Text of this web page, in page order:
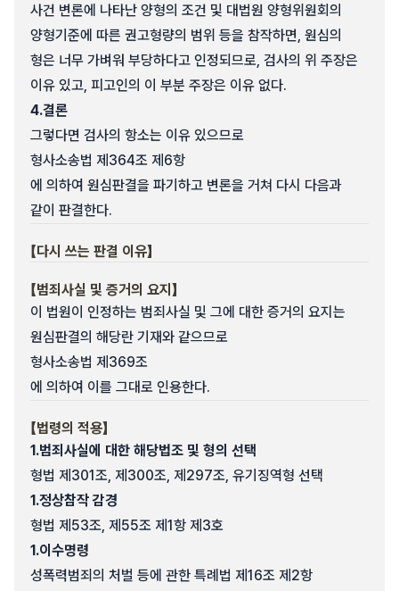
사건 변론에 나타난 양형의 조건 및 대법원 양형위원회의
양형기준에 따른 권고형량의 범위 등을 참작하면, 원심의
형은 너무 가벼워 부당하다고 인정되므로, 검사의 위 주장은
이유 있고, 피고인의 이 부분 주장은 이유 없다.
4.결론
그렇다면 검사의 항소는 이유 있으므로
형사소송법 제364조 제6항
에 의하여 원심판결을 파기하고 변론을 거쳐 다시 다음과
같이 판결한다.
【다시 쓰는 판결 이유】
【범죄사실 및 증거의 요지】
이 법원이 인정하는 범죄사실 및 그에 대한 증거의 요지는
원심판결의 해당란 기재와 같으므로
형사소송법 제369조
에 의하여 이를 그대로 인용한다.
【법령의 적용】
1.범죄사실에 대한 해당법조 및 형의 선택
형법 제301조, 제300조, 제297조, 유기징역형 선택
1.정상참작 감경
형법 제53조, 제55조 제1항 제3호
1.이수명령
성폭력범죄의 처벌 등에 관한 특례법 제16조 제2항